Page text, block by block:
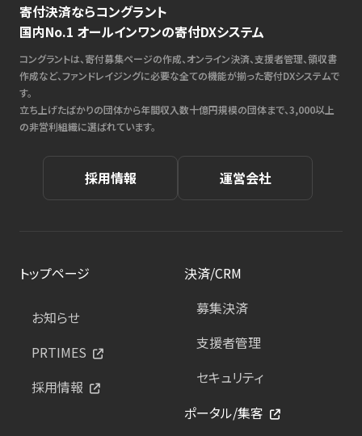
寄付決済ならコングラント
国内No.1 オールインワンの寄付DXシステム
コングラントは、寄付募集ページの作成、オンライン決済、支援者管理、領収書
作成など、ファンドレイジングに必要な全ての機能が揃った寄付DXシステムで
す。
立ち上げたばかりの団体から年間収入数十億円規模の団体まで、3,000以上
の非営利組織に選ばれています。
採用情報 運営会社
トップページ
お知らせ
PRTIMES
採用情報
決済/CRM
募集決済
支援者管理
セキュリティ
ポータル/集客